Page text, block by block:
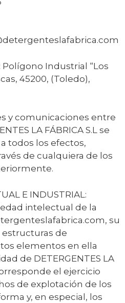
Industrial “Los
45200, (Toledo),
y comunicaciones entre
LA FÁBRICA S.L se
todos los efectos,
de cualquiera de los
E INDUSTRIAL:
intelectual de la
su
de
elementos en ella
de DETERGENTES LA
el ejercicio
de explotación de los
y, en especial, los